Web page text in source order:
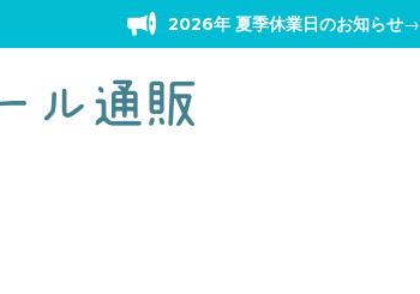
2026年 夏季休業日のお知らせ→